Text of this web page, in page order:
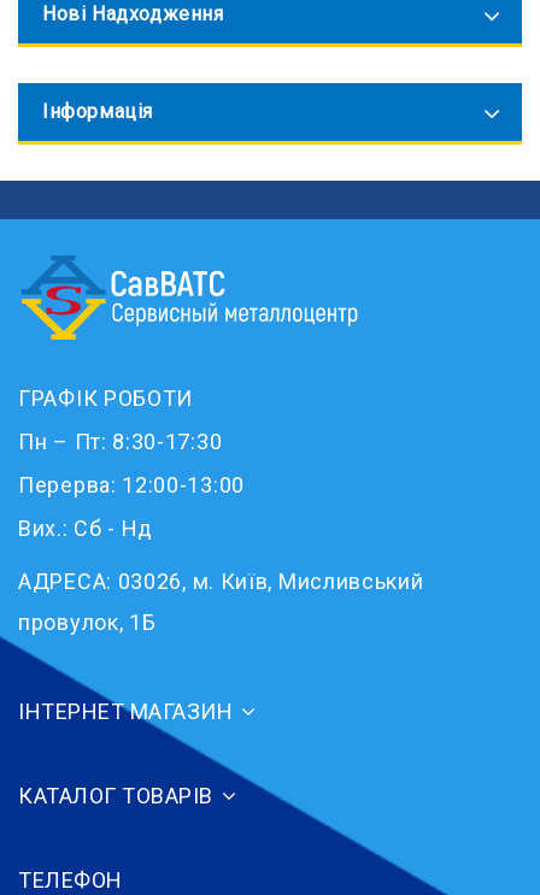
Нові Надходження
Інформація
ГРАФІК РОБОТИ
Пн – Пт: 8:30-17:30
Перерва: 12:00-13:00
Вих.: Сб - Нд
АДРЕСА: 03026, м. Київ, Мисливський
провулок, 1Б
ІНТЕРНЕТ МАГАЗИН
КАТАЛОГ ТОВАРІВ
ТЕЛЕФОН